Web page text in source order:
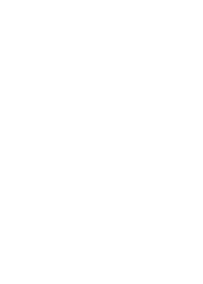
La Guardia Civil ha
dedicado al cultivo y
la inspección se han
como 3.800 gramos de